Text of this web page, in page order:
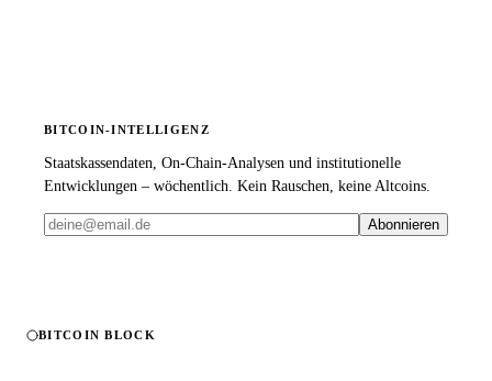
BITCOIN-INTELLIGENZ
Staatskassendaten, On-Chain-Analysen und institutionelle
Entwicklungen – wöchentlich. Kein Rauschen, keine Altcoins.
Abonnieren
BITCOIN BLOCK